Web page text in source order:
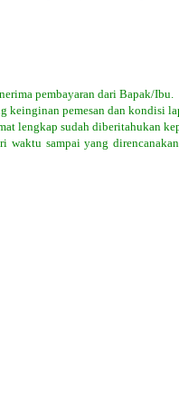
pembayaran dari Bapak/Ibu.
keinginan pemesan dan kondisi
lengkap sudah diberitahukan
waktu sampai yang